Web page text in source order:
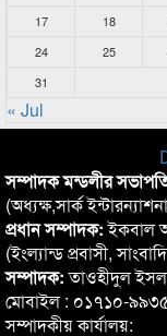
17
18
24
25
31
« Jul
সম্পাদক মন্ডলীর
(অধ্যক্ষ,সার্ক
প্রধান সম্পাদক:ইকবাল
(ইংল্যান্ড প্রবাসী,
সম্পাদক:তাওহীদুল
মোবাইল : ০১৭১০-
সম্পাদকীয় কার্যালয়: